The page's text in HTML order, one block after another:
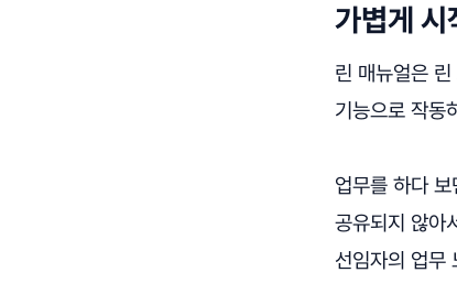
가볍게 시
린 매뉴얼은
기능으로 작동
업무를 하다
공유되지 않아
선임자의 업무